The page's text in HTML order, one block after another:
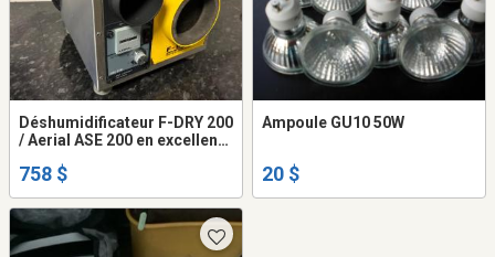
Déshumidificateur F-DRY 200
/ Aerial ASE 200 en excellent
758 $
Ampoule GU10 50W
20 $